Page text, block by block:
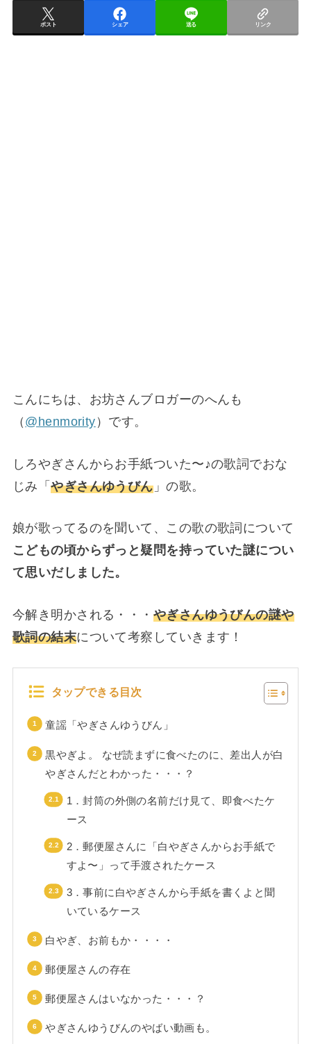
ポスト シェア 送る リンク
こんにちは、お坊さんブロガーのへんも
（ @henmority ）です。
しろやぎさんからお手紙ついた〜♪の歌詞でおな
じみ「やぎさんゆうびん」の歌。
娘が歌ってるのを聞いて、この歌の歌詞について
こどもの頃からずっと疑問を持っていた謎につい
て思いだしました。
今解き明かされる・・・ やぎさんゆうびんの謎や
歌詞の結末について考察していきます！
タップできる目次
童謡「やぎさんゆうびん」
黒やぎよ。 なぜ読まずに食べたのに、差出人が白
やぎさんだとわかった・・・？
1．封筒の外側の名前だけ見て、即食べたケ
ース
2．郵便屋さんに「白やぎさんからお手紙で
すよ〜」って手渡されたケース
3．事前に白やぎさんから手紙を書くよと聞
いているケース
白やぎ、お前もか・・・・
郵便屋さんの存在
郵便屋さんはいなかった・・・？
やぎさんゆうびんのやばい動画も。